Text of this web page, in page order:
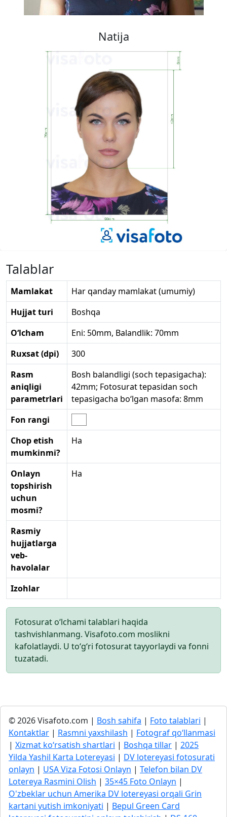
Natija
Talablar
Mamlakat
Har qanday mamlakat (umumiy)
Hujjat turi
Boshqa
O‘lcham
Eni: 50mm, Balandlik: 70mm
Ruxsat (dpi)
300
Rasm
aniqligi
parametrlari
Bosh balandligi (soch tepasigacha):
42mm; Fotosurat tepasidan soch
tepasigacha bo‘lgan masofa: 8mm
Fon rangi
Chop etish
mumkinmi?
Ha
Onlayn
topshirish
uchun
mosmi?
Ha
Rasmiy
hujjatlarga
veb-
havolalar
Izohlar
Fotosurat o‘lchami talablari haqida
tashvishlanmang. Visafoto.com moslikni
kafolatlaydi. U to‘g‘ri fotosurat tayyorlaydi va fonni
tuzatadi.
© 2026 Visafoto.com | Bosh sahifa | Foto talablari |
Kontaktlar | Rasmni yaxshilash | Fotograf qo‘llanmasi
| Xizmat ko‘rsatish shartlari | Boshqa tillar | 2025
Yilda Yashil Karta Lotereyasi | DV lotereyasi fotosurati
onlayn | USA Viza Fotosi Onlayn | Telefon bilan DV
Lotereya Rasmini Olish | 35×45 Foto Onlayn |
O'zbeklar uchun Amerika DV lotereyasi orqali Grin
kartani yutish imkoniyati | Bepul Green Card